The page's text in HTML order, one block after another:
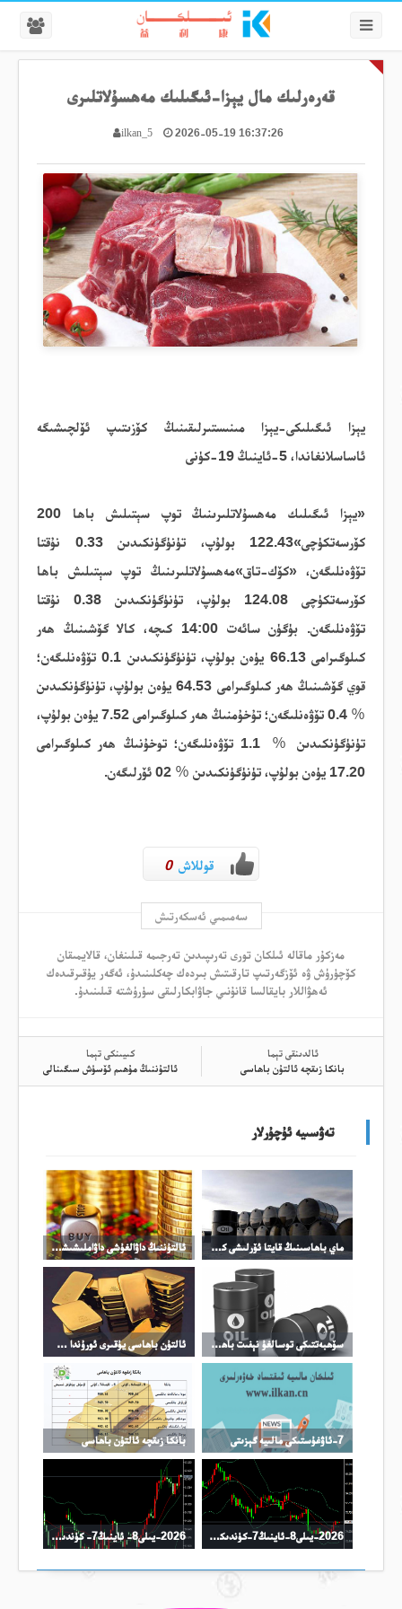
قەرەرلىك مال يېزا-ئىگىلىك مەھسۇلاتلىرى
ilkan_5 2026-05-19 16:37:26
يېزا ئىگىلىكى-يېزا مىنىستىرلىقىنىڭ كۆزىتىپ ئۆلچىشىگە
ئاساسلانغاندا، 5-ئاينىڭ 19-كۈنى
«يېزا ئىگىلىك مەھسۇلاتلىرىنىڭ توپ سېتىلىش باھا 200
كۆرسەتكۈچى»122.43 بولۇپ، تۈنۈگۈنكىدىن 0.33 نۇقتا
تۆۋەنلىگەن، «كۆك-تاق»مەھسۇلاتلىرىنىڭ توپ سېتىلىش باھا
كۆرسەتكۈچى 124.08 بولۇپ، تۈنۈگۈنكىدىن 0.38 نۇقتا
تۆۋەنلىگەن. بۈگۈن سائەت 14:00 كىچە، كالا گۆشىنىڭ ھەر
كىلوگىرامى 66.13 يۈەن بولۇپ، تۈنۈگۈنكىدىن 0.1 تۆۋەنلىگەن؛
قوي گۆشىنىڭ ھەر كىلوگىرامى 64.53 يۈەن بولۇپ، تۈنۈگۈنكىدىن
％
0.4
تۆۋەنلىگەن؛ تۇخۇمنىڭ ھەر كىلوگىرامى 7.52 يۈەن بولۇپ،
تۈنۈگۈنكىدىن
％
1.1تۆۋەنلىگەن؛ توخۇنىڭ ھەر كىلوگىرامى
17.20 يۈەن بولۇپ، تۈنۈگۈنكىدىن
％
02 ئۆرلىگەن.
قوللاش 0
سەمىمىي ئەسكەرتىش
مەزكۇر ماقالە ئىلكان تورى تەرىپىدىن تەرجىمە قىلىنغان، قالايمىقان
كۆچۈرۈش ۋە ئۆزگەرتىپ تارقىتىش بىردەك چەكلىنىدۇ، ئەگەر يۇقىرقىدەك
ئەھۋاللار بايقالسا قانۇنىي جاۋابكارلىقى سۈرۈشتە قىلىنىدۇ.
ئالدىنقى تېما
بانكا زىقچە ئالتۇن باھاسى
كىيىنكى تېما
ئالتۇننىڭ مۇھىم ئۆسۈش سىگىنالى
تەۋسىيە ئۇچۇرلار
ماي باھاسىنىڭ قايتا ئۆرلىشى كۈمۈش باھاسىنىڭ ئۆرلىشىنى چەكلىدى ئالتۇننىڭ داۋالغۇشى داۋاملىشىشى مۇمكىن
سۆھبەتتىكى توسالغۇ نېفىت باھاسىنىڭ ئۆرلىشىگە تىرەك بولدى ئالتۇن باھاسى يۇقىرى ئورۇندا چىڭ تۇرماقتا
7-ئاۋغۇستىكى مالىيە گېزىتى بانكا زىقچە ئالتۇن باھاسى
2026-يىلى8-ئاينىڭ7-كۈندىكى نىفىت سودا خۇلاسىسى 2026-يىلى8- ئاينىڭ7- كۈندىكى كۈمۈش سودا خۇلاسىسى